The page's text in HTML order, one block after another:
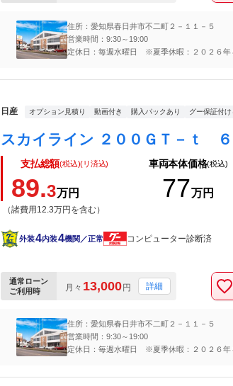
住所：愛知県春日井市不二町２－１１－５
営業時間：9:30～19:00
定休日：毎週水曜日 ※夏季休暇：２０２６年
日産 オプション見積り 動画付き 購入パックあり グー保証付
支払総額(税込)(リ済込)
89.3万円
（諸費用12.3万円を含む）
車両本体価格(税込)
77万円
外装4内装4機関／正常 コンピューター診断済
通常ローン
ご利用時
月々 13,000円 詳細
住所：愛知県春日井市不二町２－１１－５
営業時間：9:30～19:00
定休日：毎週水曜日 ※夏季休暇：２０２６年